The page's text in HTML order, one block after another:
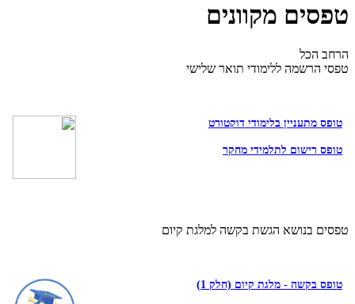
טפסים מקוונים
הרחב הכל
טפסי הרשמה ללימודי תואר שלישי
טופס מתעניין בלימודי דוקטורט
טופס רישום לתלמידי מחקר
טפסים בנושא הגשת בקשה למלגת קיום
טופס בקשה - מלגת קיום (חלק 1)